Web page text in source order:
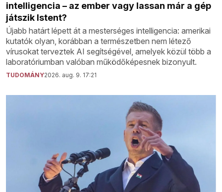
intelligencia – az ember vagy lassan már a gép
játszik Istent?
Újabb határt lépett át a mesterséges intelligencia: amerikai
kutatók olyan, korábban a természetben nem létező
vírusokat terveztek AI segítségével, amelyek közül több a
laboratóriumban valóban működőképesnek bizonyult.
TUDOMÁNY2026. aug. 9. 17:21